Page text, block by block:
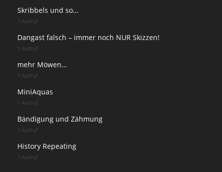
Skribbels und so…
1 Aufruf
Dangast falsch – immer noch NUR Skizzen!
1 Aufruf
mehr Möwen…
1 Aufruf
MiniAquas
1 Aufruf
Bändigung und Zähmung
1 Aufruf
History Repeating
1 Aufruf